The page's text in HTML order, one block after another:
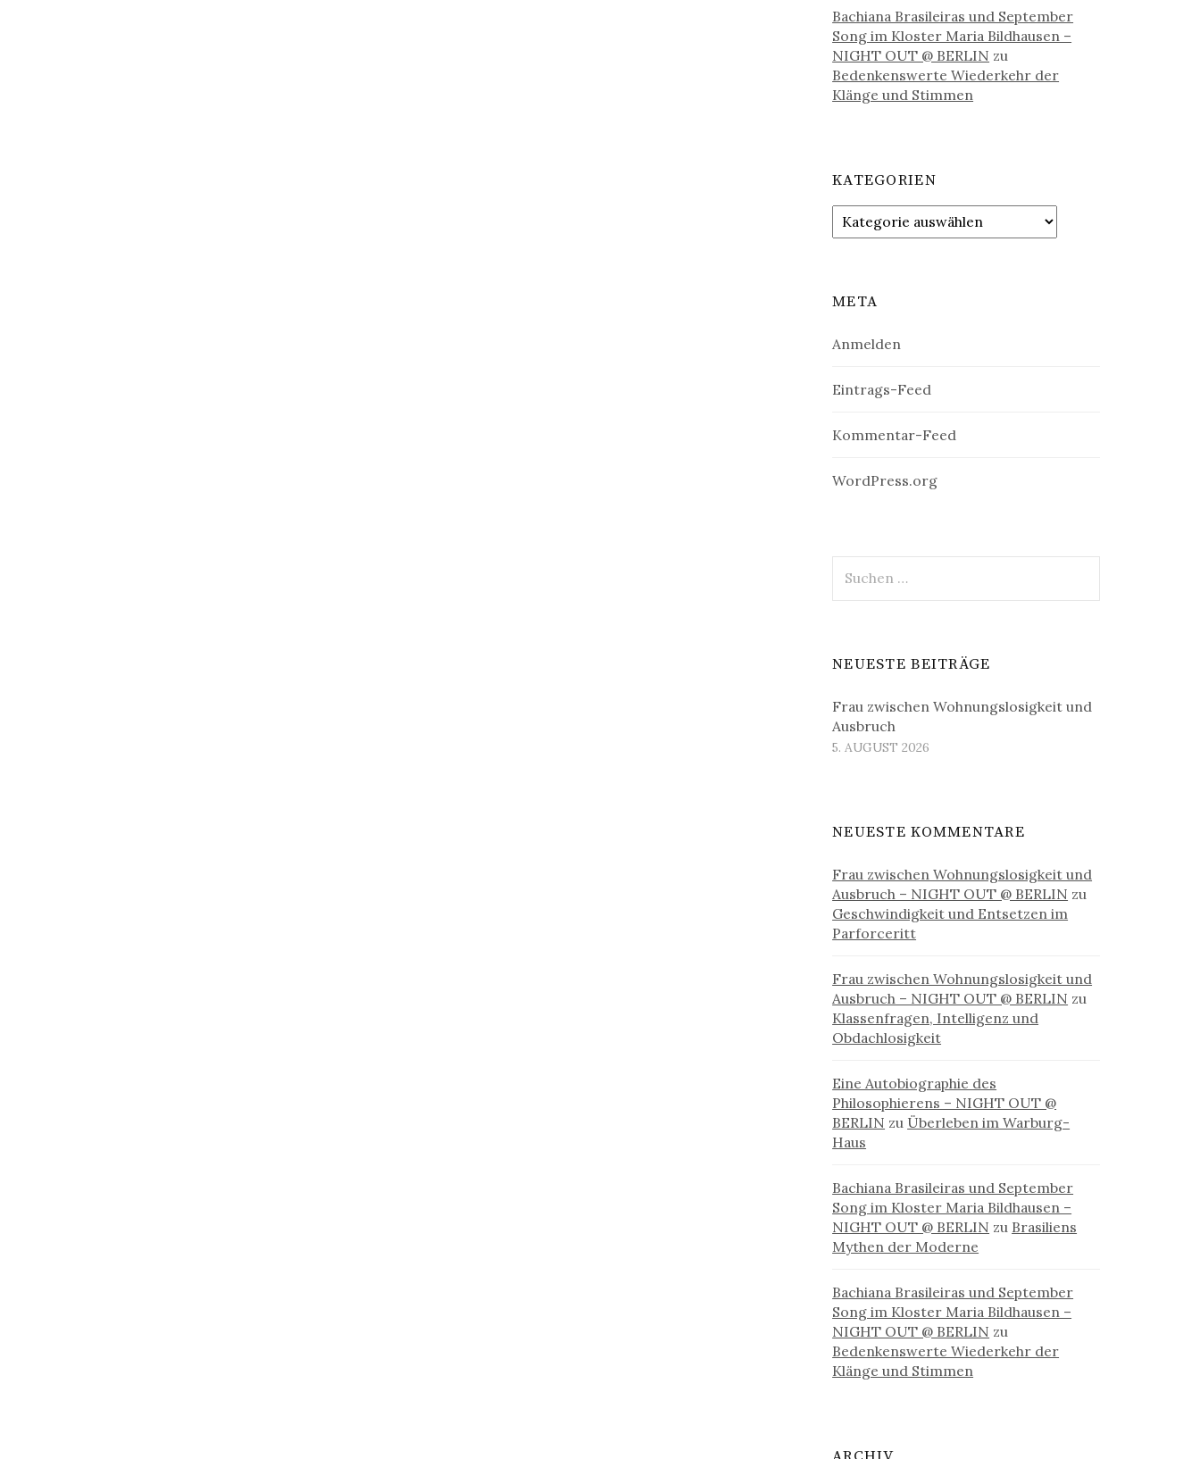
Bachiana Brasileiras und September
Song im Kloster Maria Bildhausen –
NIGHT OUT @ BERLIN zu
Bedenkenswerte Wiederkehr der
Klänge und Stimmen
KATEGORIEN
Kategorien
META
Anmelden
Eintrags-Feed
Kommentar-Feed
WordPress.org
nach:
NEUESTE BEITRÄGE
Frau zwischen Wohnungslosigkeit und
Ausbruch
5. AUGUST 2026
NEUESTE KOMMENTARE
Frau zwischen Wohnungslosigkeit und
Ausbruch – NIGHT OUT @ BERLIN zu
Geschwindigkeit und Entsetzen im
Parforceritt
Frau zwischen Wohnungslosigkeit und
Ausbruch – NIGHT OUT @ BERLIN zu
Klassenfragen, Intelligenz und
Obdachlosigkeit
Eine Autobiographie des
Philosophierens – NIGHT OUT @
BERLIN zu Überleben im Warburg-
Haus
Bachiana Brasileiras und September
Song im Kloster Maria Bildhausen –
NIGHT OUT @ BERLIN zu Brasiliens
Mythen der Moderne
Bachiana Brasileiras und September
Song im Kloster Maria Bildhausen –
NIGHT OUT @ BERLIN zu
Bedenkenswerte Wiederkehr der
Klänge und Stimmen